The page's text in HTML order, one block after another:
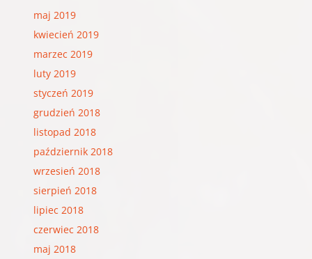
maj 2019
kwiecień 2019
marzec 2019
luty 2019
styczeń 2019
grudzień 2018
listopad 2018
październik 2018
wrzesień 2018
sierpień 2018
lipiec 2018
czerwiec 2018
maj 2018